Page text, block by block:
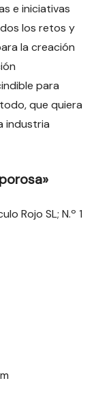
e iniciativas
los retos y
la creación
para
que quiera
industria
Rojo SL; N.º 1